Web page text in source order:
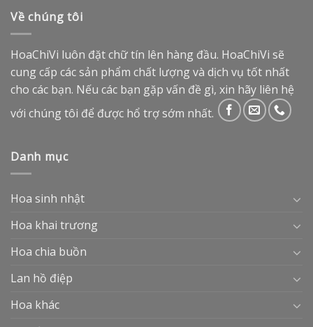
Về chúng tôi
HoaChiVi luôn đặt chữ tín lên hàng đầu. HoaChiVi sẽ
cung cấp các sản phẩm chất lượng và dịch vụ tốt nhất
cho các bạn. Nếu các bạn gặp vấn đề gì, xin hãy liên hệ
với chúng tôi để được hổ trợ sớm nhất.
Danh mục
Hoa sinh nhật
Hoa khai trương
Hoa chia buồn
Lan hồ điệp
Hoa khác